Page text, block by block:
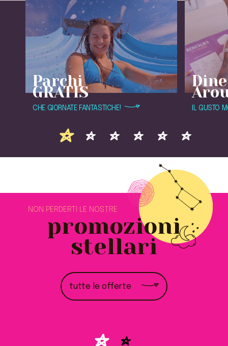
Parchi
GRATIS
CHE GIORNATE FANTASTICHE!
Dine
IL GUSTO
NON PERDERTI LE NOSTRE
promozioni
stellari
tutte le offerte